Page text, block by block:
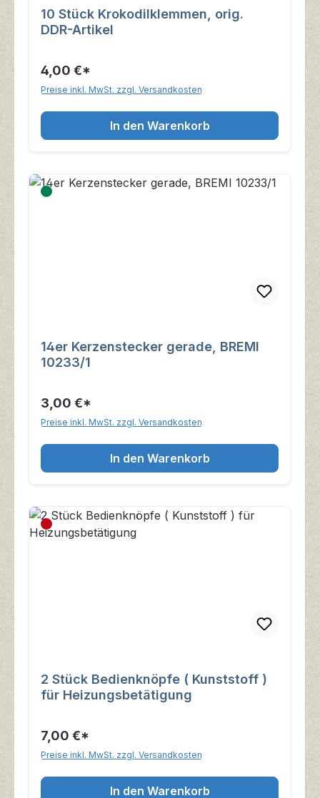
10 Stück Krokodilklemmen, orig.
DDR-Artikel
4,00 €*
Preise inkl. MwSt. zzgl. Versandkosten
In den Warenkorb
14er Kerzenstecker gerade, BREMI
10233/1
3,00 €*
Preise inkl. MwSt. zzgl. Versandkosten
In den Warenkorb
2 Stück Bedienknöpfe ( Kunststoff )
für Heizungsbetätigung
7,00 €*
Preise inkl. MwSt. zzgl. Versandkosten
In den Warenkorb